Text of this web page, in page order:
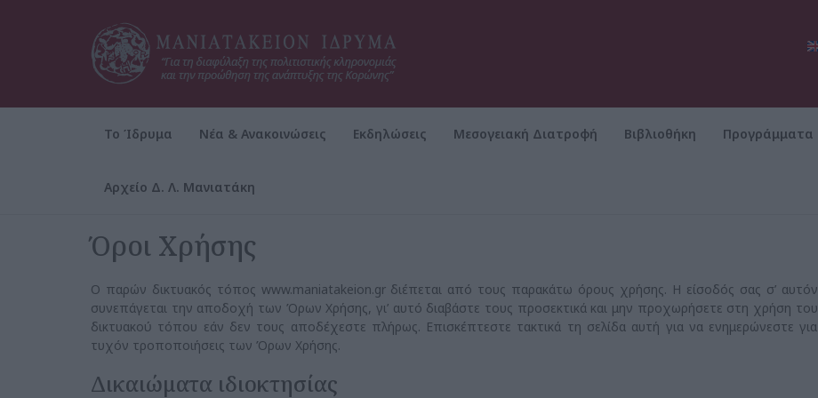
Το Ίδρυμα Νέα & Ανακοινώσεις Εκδηλώσεις Μεσογειακή Διατροφή Βιβλιοθήκη Προγράμματα
Αρχείο Δ. Λ. Μανιατάκη
Όροι Χρήσης
Ο παρών δικτυακός τόπος www.maniatakeion.gr διέπεται από τους παρακάτω όρους χρήσης. Η είσοδός σας σ’ αυτόν
συνεπάγεται την αποδοχή των Όρων Χρήσης, γι’ αυτό διαβάστε τους προσεκτικά και μην προχωρήσετε στη χρήση του
δικτυακού τόπου εάν δεν τους αποδέχεστε πλήρως. Επισκέπτεστε τακτικά τη σελίδα αυτή για να ενημερώνεστε για
τυχόν τροποποιήσεις των Όρων Χρήσης.
Δικαιώματα ιδιοκτησίας